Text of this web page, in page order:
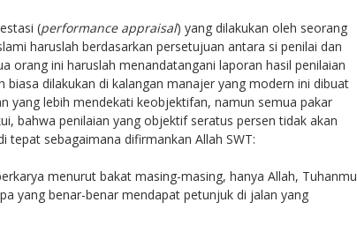
(performance appraisal) yang dilakukan oleh seorang
haruslah berdasarkan persetujuan antara si penilai dan
orang ini haruslah menandatangani laporan hasil penilaian
biasa dilakukan di kalangan manajer yang modern ini dibuat
yang lebih mendekati keobjektifan, namun semua pakar
bahwa penilaian yang objektif seratus persen tidak akan
tepat sebagaimana difirmankan Allah SWT:
menurut bakat masing-masing, hanya Allah, Tuhanmu
yang benar-benar mendapat petunjuk di jalan yang